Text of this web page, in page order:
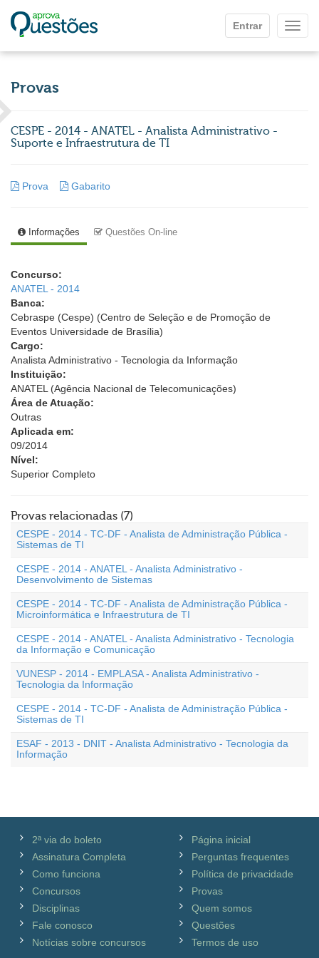
Entrar
Provas
CESPE - 2014 - ANATEL - Analista Administrativo -
Suporte e Infraestrutura de TI
Prova Gabarito
Informações Questões On-line
Concurso:
ANATEL - 2014
Banca:
Cebraspe (Cespe) (Centro de Seleção e de Promoção de
Eventos Universidade de Brasília)
Cargo:
Analista Administrativo - Tecnologia da Informação
Instituição:
ANATEL (Agência Nacional de Telecomunicações)
Área de Atuação:
Outras
Aplicada em:
09/2014
Nível:
Superior Completo
Provas relacionadas (7)
CESPE - 2014 - TC-DF - Analista de Administração Pública -
Sistemas de TI
CESPE - 2014 - ANATEL - Analista Administrativo -
Desenvolvimento de Sistemas
CESPE - 2014 - TC-DF - Analista de Administração Pública -
Microinformática e Infraestrutura de TI
CESPE - 2014 - ANATEL - Analista Administrativo - Tecnologia
da Informação e Comunicação
VUNESP - 2014 - EMPLASA - Analista Administrativo -
Tecnologia da Informação
CESPE - 2014 - TC-DF - Analista de Administração Pública -
Sistemas de TI
ESAF - 2013 - DNIT - Analista Administrativo - Tecnologia da
Informação
2ª via do boleto
Assinatura Completa
Como funciona
Concursos
Disciplinas
Fale conosco
Notícias sobre concursos
Página inicial
Perguntas frequentes
Política de privacidade
Provas
Quem somos
Questões
Termos de uso